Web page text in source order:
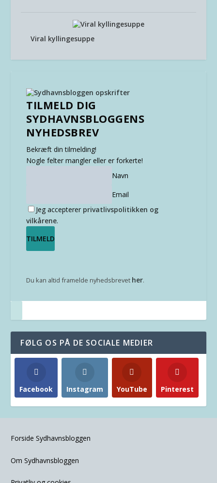
Viral kyllingesuppe
TILMELD DIG
SYDHAVNSBLOGGENS
NYHEDSBREV
Bekræft din tilmelding!
Nogle felter mangler eller er forkerte!
Navn
Email
Jeg accepterer privatlivspolitikken og
vilkårene.
Du kan altid framelde nyhedsbrevet her.
FØLG OS PÅ DE SOCIALE MEDIER
Facebook Instagram YouTube Pinterest
Forside Sydhavnsbloggen
Om Sydhavnsbloggen